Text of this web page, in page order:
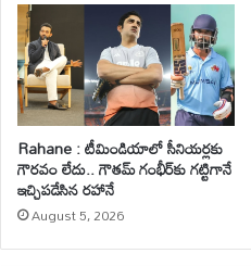
Rahane : టీమిండియాలో సీనియర్లకు
గౌరవం లేదు.. గౌతమ్ గంభీర్‌కు గట్టిగానే
ఇచ్చిపడేసిన రహానే
August 5, 2026